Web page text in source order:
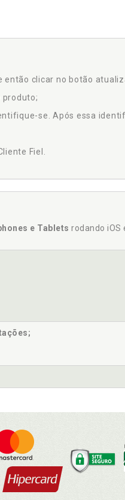
clicar no botão
produto;
se. Após essa
Fiel.
e Tablets rodando iOS